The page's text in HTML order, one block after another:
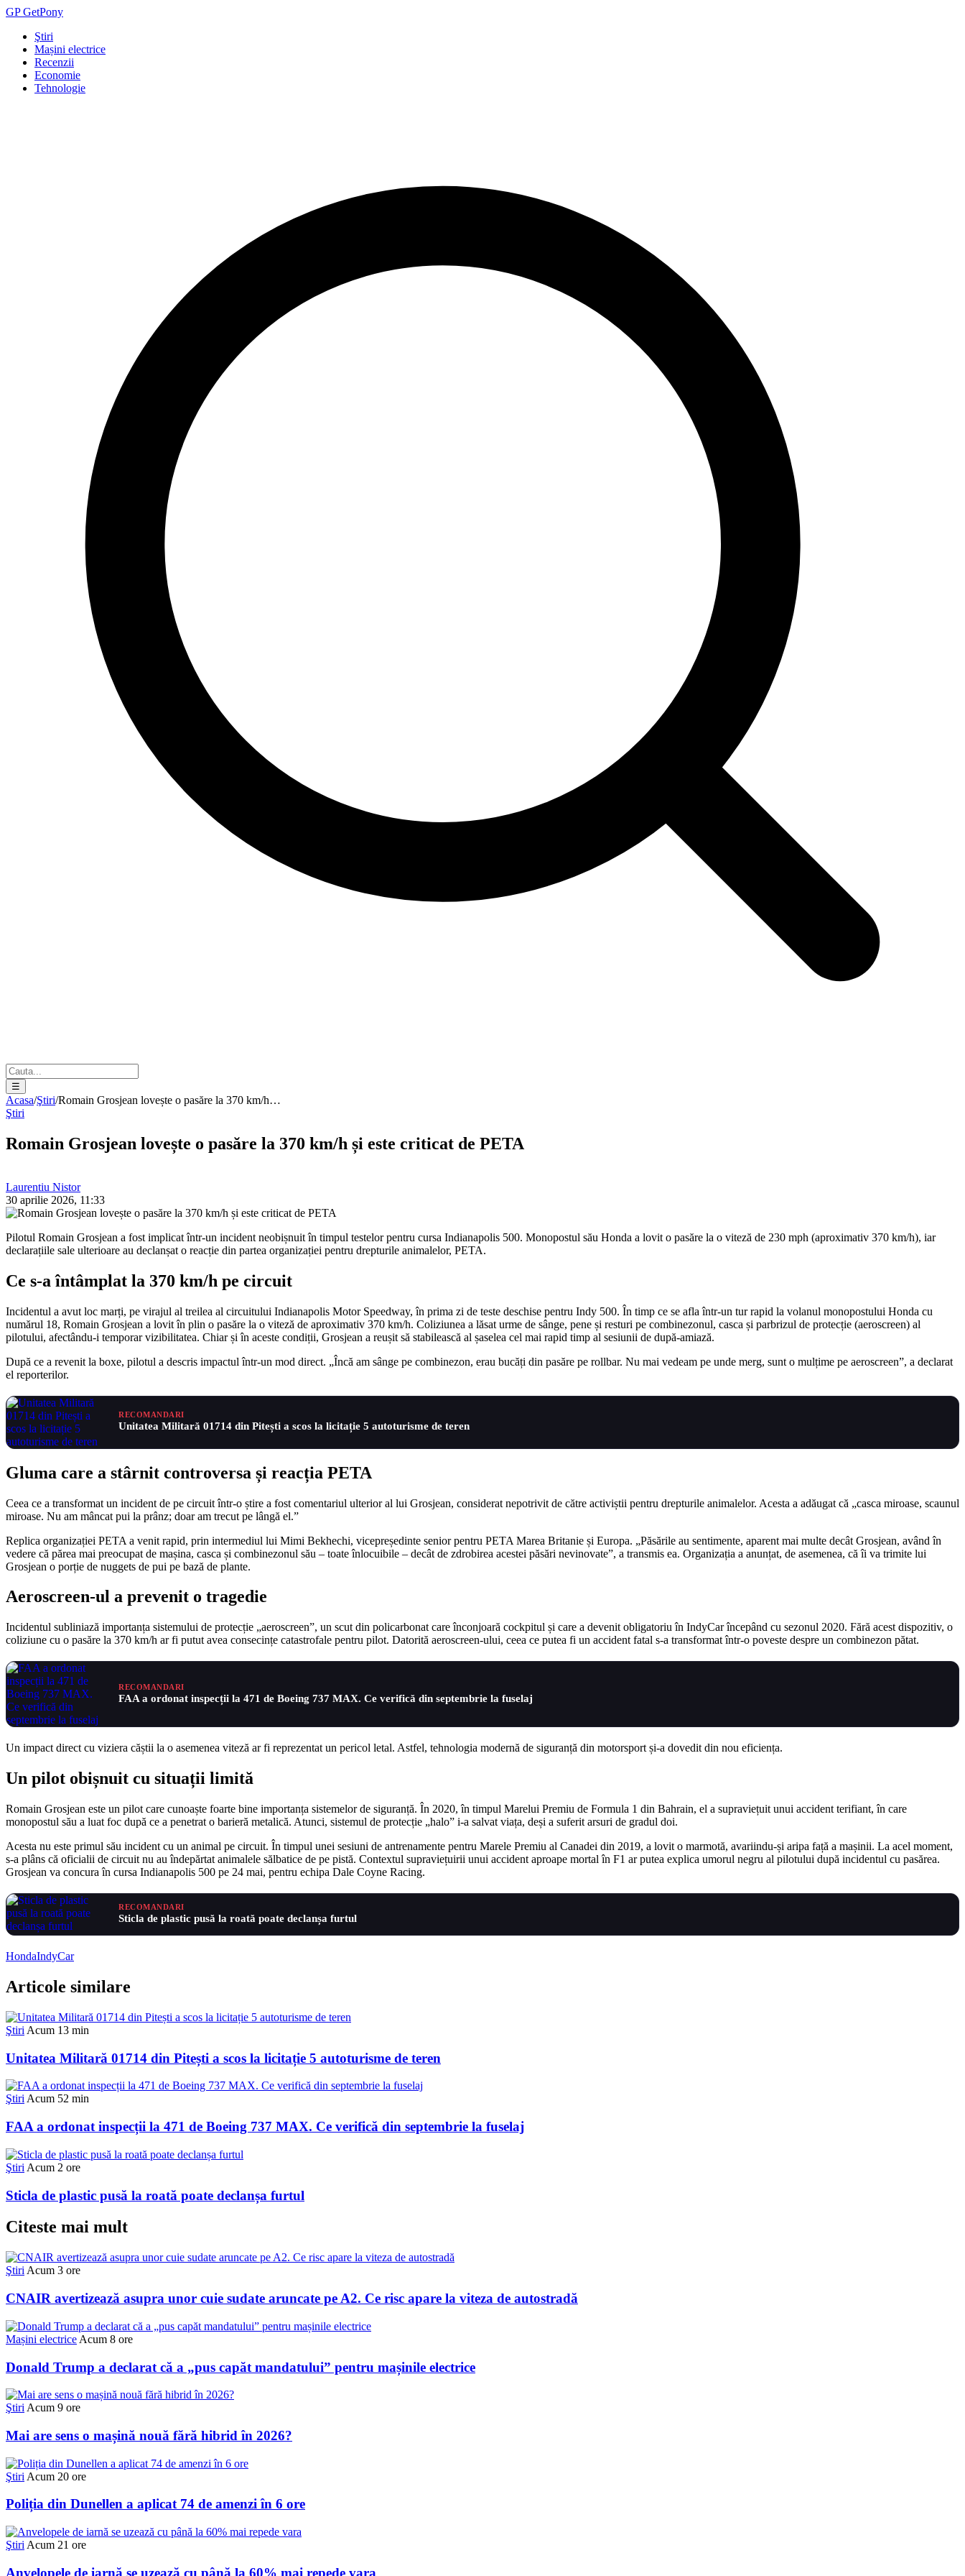
GPGetPony
Ştiri
Mașini electrice
Recenzii
Economie
Tehnologie
☰
Acasa/Ştiri/Romain Grosjean lovește o pasăre la 370 km/h…
Ştiri
Romain Grosjean lovește o pasăre la 370 km/h și este criticat de PETA
Laurentiu Nistor
30 aprilie 2026, 11:33
Pilotul Romain Grosjean a fost implicat într-un incident neobișnuit în timpul testelor pentru cursa Indianapolis 500. Monopostul său Honda a lovit o pasăre la o viteză de 230 mph (aproximativ 370 km/h), iar
declarațiile sale ulterioare au declanșat o reacție din partea organizației pentru drepturile animalelor, PETA.
Ce s-a întâmplat la 370 km/h pe circuit
Incidentul a avut loc marți, pe virajul al treilea al circuitului Indianapolis Motor Speedway, în prima zi de teste deschise pentru Indy 500. În timp ce se afla într-un tur rapid la volanul monopostului Honda cu
numărul 18, Romain Grosjean a lovit în plin o pasăre la o viteză de aproximativ 370 km/h. Coliziunea a lăsat urme de sânge, pene și resturi pe combinezonul, casca și parbrizul de protecție (aeroscreen) al
pilotului, afectându-i temporar vizibilitatea. Chiar și în aceste condiții, Grosjean a reușit să stabilească al șaselea cel mai rapid timp al sesiunii de după-amiază.
După ce a revenit la boxe, pilotul a descris impactul într-un mod direct. „Încă am sânge pe combinezon, erau bucăți din pasăre pe rollbar. Nu mai vedeam pe unde merg, sunt o mulțime pe aeroscreen”, a declarat
el reporterilor.
RECOMANDARI
Unitatea Militară 01714 din Pitești a scos la licitație 5 autoturisme de teren
Gluma care a stârnit controversa și reacția PETA
Ceea ce a transformat un incident de pe circuit într-o știre a fost comentariul ulterior al lui Grosjean, considerat nepotrivit de către activiștii pentru drepturile animalelor. Acesta a adăugat că „casca miroase, scaunul
miroase. Nu am mâncat pui la prânz; doar am trecut pe lângă el.”
Replica organizației PETA a venit rapid, prin intermediul lui Mimi Bekhechi, vicepreședinte senior pentru PETA Marea Britanie și Europa. „Păsările au sentimente, aparent mai multe decât Grosjean, având în
vedere că părea mai preocupat de mașina, casca și combinezonul său – toate înlocuibile – decât de zdrobirea acestei păsări nevinovate”, a transmis ea. Organizația a anunțat, de asemenea, că îi va trimite lui
Grosjean o porție de nuggets de pui pe bază de plante.
Aeroscreen-ul a prevenit o tragedie
Incidentul subliniază importanța sistemului de protecție „aeroscreen”, un scut din policarbonat care înconjoară cockpitul și care a devenit obligatoriu în IndyCar începând cu sezonul 2020. Fără acest dispozitiv, o
coliziune cu o pasăre la 370 km/h ar fi putut avea consecințe catastrofale pentru pilot. Datorită aeroscreen-ului, ceea ce putea fi un accident fatal s-a transformat într-o poveste despre un combinezon pătat.
RECOMANDARI
FAA a ordonat inspecții la 471 de Boeing 737 MAX. Ce verifică din septembrie la fuselaj
Un impact direct cu viziera căștii la o asemenea viteză ar fi reprezentat un pericol letal. Astfel, tehnologia modernă de siguranță din motorsport și-a dovedit din nou eficiența.
Un pilot obișnuit cu situații limită
Romain Grosjean este un pilot care cunoaște foarte bine importanța sistemelor de siguranță. În 2020, în timpul Marelui Premiu de Formula 1 din Bahrain, el a supraviețuit unui accident terifiant, în care
monopostul său a luat foc după ce a penetrat o barieră metalică. Atunci, sistemul de protecție „halo” i-a salvat viața, deși a suferit arsuri de gradul doi.
Acesta nu este primul său incident cu un animal pe circuit. În timpul unei sesiuni de antrenamente pentru Marele Premiu al Canadei din 2019, a lovit o marmotă, avariindu-și aripa față a mașinii. La acel moment,
s-a plâns că oficialii de circuit nu au îndepărtat animalele sălbatice de pe pistă. Contextul supraviețuirii unui accident aproape mortal în F1 ar putea explica umorul negru al pilotului după incidentul cu pasărea.
Grosjean va concura în cursa Indianapolis 500 pe 24 mai, pentru echipa Dale Coyne Racing.
RECOMANDARI
Sticla de plastic pusă la roată poate declanșa furtul
HondaIndyCar
Articole similare
Ştiri Acum 13 min
Unitatea Militară 01714 din Pitești a scos la licitație 5 autoturisme de teren
ŞtiriAcum 52 min
FAA a ordonat inspecții la 471 de Boeing 737 MAX. Ce verifică din septembrie la fuselaj
Ştiri Acum 2 ore
Sticla de plastic pusă la roată poate declanșa furtul
Citeste mai mult
Ştiri Acum 3 ore
CNAIR avertizează asupra unor cuie sudate aruncate pe A2. Ce risc apare la viteza de autostradă
Mașini electrice Acum 8 ore
Donald Trump a declarat că a „pus capăt mandatului” pentru mașinile electrice
Ştiri Acum 9 ore
Mai are sens o mașină nouă fără hibrid în 2026?
Ştiri Acum 20 ore
Poliția din Dunellen a aplicat 74 de amenzi în 6 ore
Ştiri Acum 21 ore
Anvelopele de iarnă se uzează cu până la 60% mai repede vara